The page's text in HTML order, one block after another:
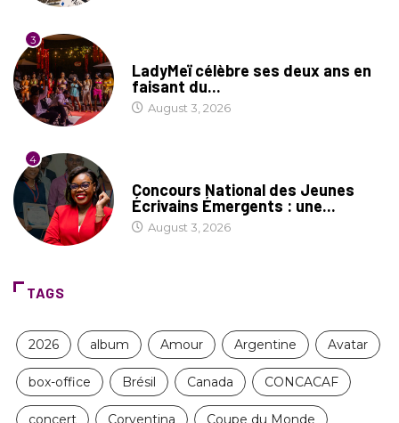
3
LadyMeï célèbre ses deux ans en
faisant du...
August 3, 2026
4
Concours National des Jeunes
Écrivains Émergents : une...
August 3, 2026
TAGS
2026 album Amour Argentine Avatar
box-office Brésil Canada CONCACAF
concert Corventina Coupe du Monde